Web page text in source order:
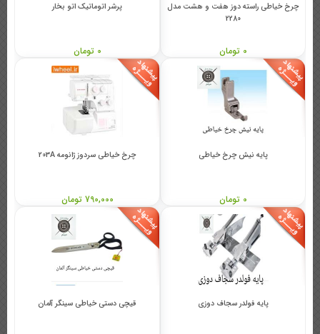
چرخ خیاطی راسته دوز هفت و هشت مدل
2280
0 تومان
پرشر اتوماتیک اتو بخار
0 تومان
پایه نیش چرخ خیاطی
0 تومان
چرخ خیاطی سردوز ژانومه 203A
790,000 تومان
پایه فولدر سجاف دوزی قیچی دستی خیاطی سینگر آلمان